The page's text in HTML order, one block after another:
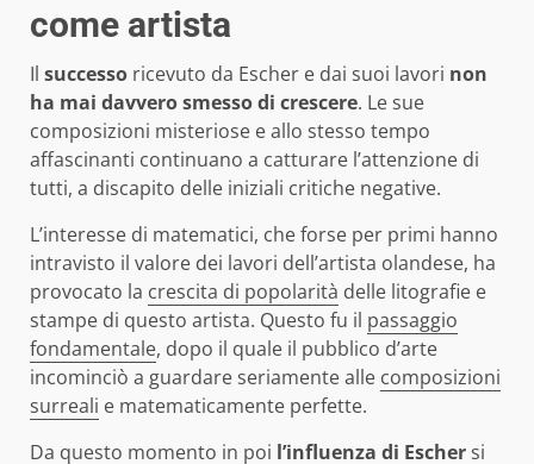
come artista
Il successo ricevuto da Escher e dai suoi lavori non
ha mai davvero smesso di crescere. Le sue
composizioni misteriose e allo stesso tempo
affascinanti continuano a catturare l’attenzione di
tutti, a discapito delle iniziali critiche negative.
L’interesse di matematici, che forse per primi hanno
intravisto il valore dei lavori dell’artista olandese, ha
provocato la crescita di popolarità delle litografie e
stampe di questo artista. Questo fu il passaggio
fondamentale, dopo il quale il pubblico d’arte
incominciò a guardare seriamente alle composizioni
surreali e matematicamente perfette.
Da questo momento in poi l’influenza di Eschersi